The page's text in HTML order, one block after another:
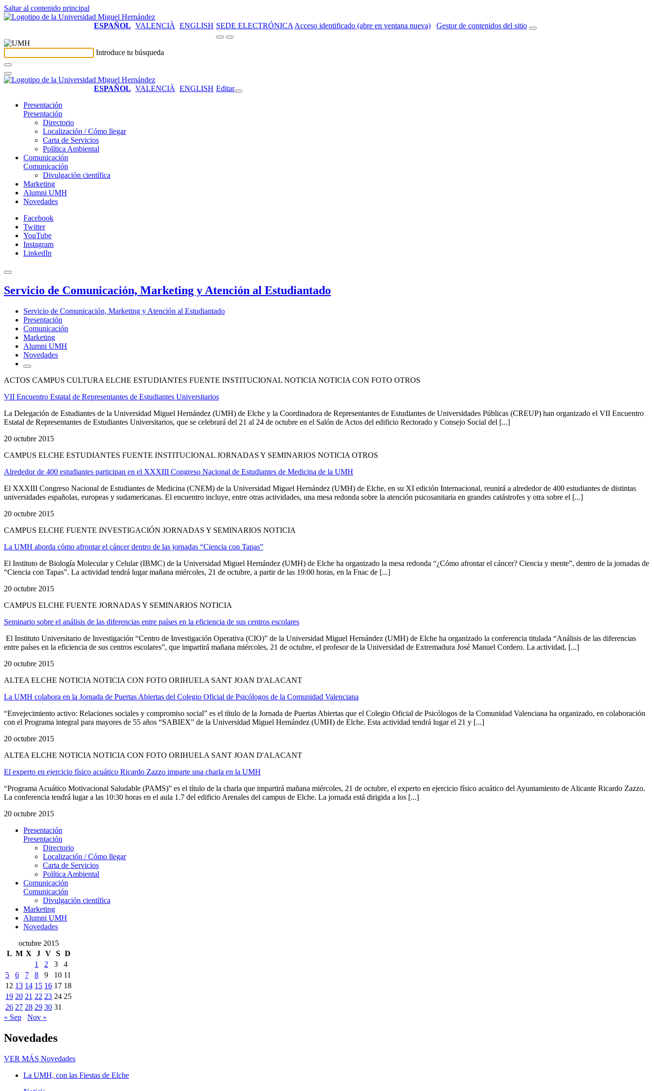
Saltar al contenido principal
ESPAÑOL VALENCIÀ ENGLISH SEDE ELECTRÓNICA Acceso identificado (abre en ventana nueva) Gestor de contenidos del sitio
Introduce tu búsqueda
ESPAÑOL VALENCIÀ ENGLISH Editar
Presentación
Presentación
Directorio
Localización / Cómo llegar
Carta de Servicios
Política Ambiental
Comunicación
Comunicación
Divulgación científica
Marketing
Alumni UMH
Novedades
Facebook
Twitter
YouTube
Instagram
LinkedIn
Servicio de Comunicación, Marketing y Atención al Estudiantado
Servicio de Comunicación, Marketing y Atención al Estudiantado
Presentación
Comunicación
Marketing
Alumni UMH
Novedades
ACTOS CAMPUS CULTURA ELCHE ESTUDIANTES FUENTE INSTITUCIONAL NOTICIA NOTICIA CON FOTO OTROS
VII Encuentro Estatal de Representantes de Estudiantes Universitarios
La Delegación de Estudiantes de la Universidad Miguel Hernández (UMH) de Elche y la Coordinadora de Representantes de Estudiantes de Universidades Públicas (CREUP) han organizado el VII Encuentro
Estatal de Representantes de Estudiantes Universitarios, que se celebrará del 21 al 24 de octubre en el Salón de Actos del edificio Rectorado y Consejo Social del [...]
20 octubre 2015
CAMPUS ELCHE ESTUDIANTES FUENTE INSTITUCIONAL JORNADAS Y SEMINARIOS NOTICIA OTROS
Alrededor de 400 estudiantes participan en el XXXIII Congreso Nacional de Estudiantes de Medicina de la UMH
El XXXIII Congreso Nacional de Estudiantes de Medicina (CNEM) de la Universidad Miguel Hernández (UMH) de Elche, en su XI edición Internacional, reunirá a alrededor de 400 estudiantes de distintas
universidades españolas, europeas y sudamericanas. El encuentro incluye, entre otras actividades, una mesa redonda sobre la atención psicosanitaria en grandes catástrofes y otra sobre el [...]
20 octubre 2015
CAMPUS ELCHE FUENTE INVESTIGACIÓN JORNADAS Y SEMINARIOS NOTICIA
La UMH aborda cómo afrontar el cáncer dentro de las jornadas “Ciencia con Tapas”
El Instituto de Biología Molecular y Celular (IBMC) de la Universidad Miguel Hernández (UMH) de Elche ha organizado la mesa redonda “¿Cómo afrontar el cáncer? Ciencia y mente”, dentro de la jornadas de
“Ciencia con Tapas”. La actividad tendrá lugar mañana miércoles, 21 de octubre, a partir de las 19:00 horas, en la Fnac de [...]
20 octubre 2015
CAMPUS ELCHE FUENTE JORNADAS Y SEMINARIOS NOTICIA
Seminario sobre el análisis de las diferencias entre países en la eficiencia de sus centros escolares
El Instituto Universitario de Investigación “Centro de Investigación Operativa (CIO)” de la Universidad Miguel Hernández (UMH) de Elche ha organizado la conferencia titulada “Análisis de las diferencias
entre países en la eficiencia de sus centros escolares”, que impartirá mañana miércoles, 21 de octubre, el profesor de la Universidad de Extremadura José Manuel Cordero. La actividad, [...]
20 octubre 2015
ALTEA ELCHE NOTICIA NOTICIA CON FOTO ORIHUELA SANT JOAN D'ALACANT
La UMH colabora en la Jornada de Puertas Abiertas del Colegio Oficial de Psicólogos de la Comunidad Valenciana
“Envejecimiento activo: Relaciones sociales y compromiso social” es el título de la Jornada de Puertas Abiertas que el Colegio Oficial de Psicólogos de la Comunidad Valenciana ha organizado, en colaboración
con el Programa integral para mayores de 55 años “SABIEX” de la Universidad Miguel Hernández (UMH) de Elche. Esta actividad tendrá lugar el 21 y [...]
20 octubre 2015
ALTEA ELCHE NOTICIA NOTICIA CON FOTO ORIHUELA SANT JOAN D'ALACANT
El experto en ejercicio físico acuático Ricardo Zazzo imparte una charla en la UMH
“Programa Acuático Motivacional Saludable (PAMS)” es el título de la charla que impartirá mañana miércoles, 21 de octubre, el experto en ejercicio físico acuático del Ayuntamiento de Alicante Ricardo Zazzo.
La conferencia tendrá lugar a las 10:30 horas en el aula 1.7 del edificio Arenales del campus de Elche. La jornada está dirigida a los [...]
20 octubre 2015
Presentación
Presentación
Directorio
Localización / Cómo llegar
Carta de Servicios
Política Ambiental
Comunicación
Comunicación
Divulgación científica
Marketing
Alumni UMH
Novedades
octubre 2015
L M X J V S D
1
2 3
4
5
6 7 8 9 10 11
12 13 14 15 16 17 18
19 20 21 22 23 24 25
26 27 28 29 30 31
« Sep
Nov »
Novedades
VER MÁS Novedades
La UMH, con las Fiestas de Elche